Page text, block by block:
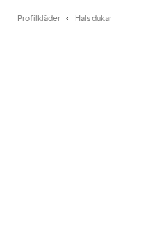
Profilkläder Halsdukar